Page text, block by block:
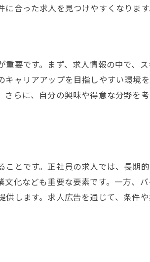
合った求人を見つけやすくなります
要です。まず、求人情報の中で、
ャリアアップを目指しやすい環境
らに、自分の興味や得意な分野を
とです。正社員の求人では、長期
化なども重要な要素です。一方、
します。求人広告を通じて、条件